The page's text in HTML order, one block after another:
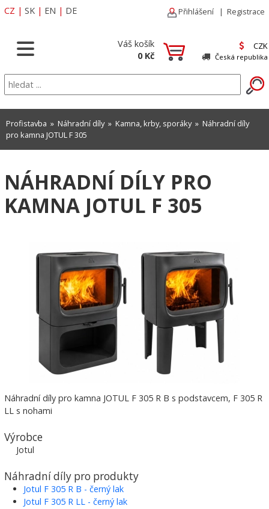
CZ | SK | EN | DE Přihlášení | Registrace
Váš košík
0 Kč
CZK
Česká republika
Profistavba » Náhradní díly» Kamna, krby, sporáky» Náhradní díly
pro kamna JOTUL F 305
NÁHRADNÍ DÍLY PRO
KAMNA JOTUL F 305
Náhradní díly pro kamna JOTUL F 305 R B s podstavcem, F 305 R
LL s nohami
Výrobce
Jotul
Náhradní díly pro produkty
Jotul F 305 R B - černý lak
Jotul F 305 R LL - černý lak